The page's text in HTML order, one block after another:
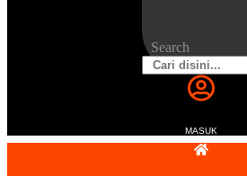
Search
MASUK